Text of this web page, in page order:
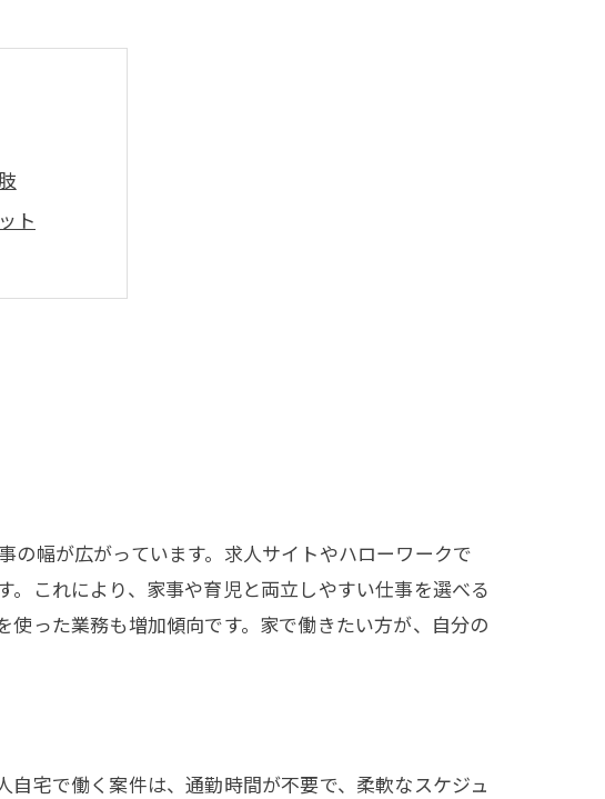
ト
徴
ワーク
る方法
の実態
は
幅が広がっています。求人サイトやハローワークで
これにより、家事や育児と両立しやすい仕事を選べる
った業務も増加傾向です。家で働きたい方が、自分の
宅で働く案件は、通勤時間が不要で、柔軟なスケジュ